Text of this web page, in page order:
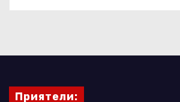
Приятели: